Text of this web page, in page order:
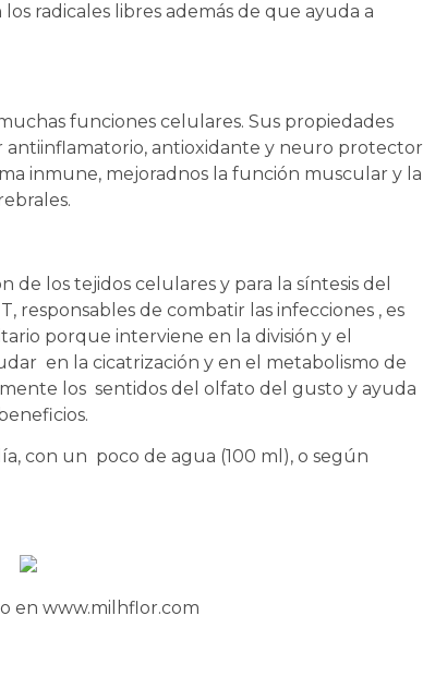
radicales libres además de que ayuda a
funciones celulares. Sus propiedades
antioxidante y neuro protector
inmune, mejoradnos la función muscular y la
de los tejidos celulares y para la síntesis del
responsables de combatir las infecciones , es
porque interviene en la división y el
en la cicatrización y en el metabolismo de
los sentidos del olfato del gusto y ayuda
con un poco de agua (100 ml), o según
en www.milhflor.com